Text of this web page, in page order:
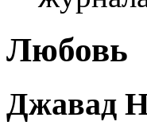
Любовь
Джавад